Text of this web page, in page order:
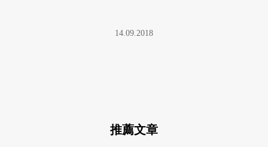
14.09.2018
推薦文章